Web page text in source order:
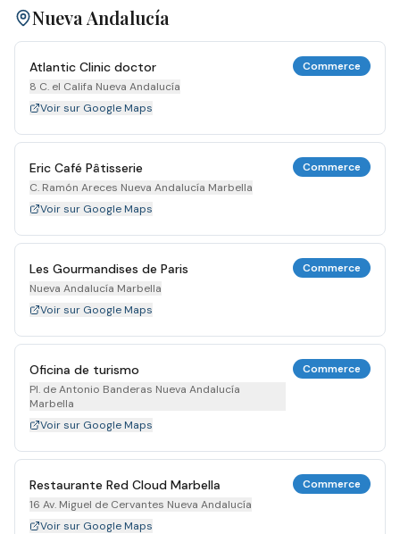
Nueva Andalucía
Atlantic Clinic doctor
8 C. el Califa Nueva Andalucía
Commerce
Voir sur Google Maps
Eric Café Pâtisserie
C. Ramón Areces Nueva Andalucía Marbella
Commerce
Voir sur Google Maps
Les Gourmandises de Paris
Nueva Andalucía Marbella
Commerce
Voir sur Google Maps
Oficina de turismo
Pl. de Antonio Banderas Nueva Andalucía
Marbella
Commerce
Voir sur Google Maps
Restaurante Red Cloud Marbella
16 Av. Miguel de Cervantes Nueva Andalucía
Commerce
Voir sur Google Maps